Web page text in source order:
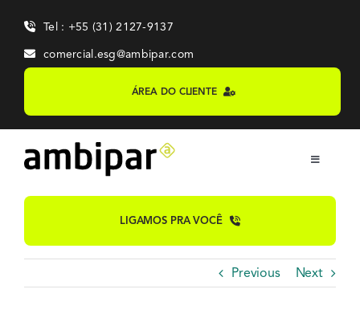
content
Tel : +55 (31) 2127-9137
comercial.esg@ambipar.com
ÁREA DO CLIENTE
Toggle
Home
LIGAMOS PRA VOCÊ
Previous Next